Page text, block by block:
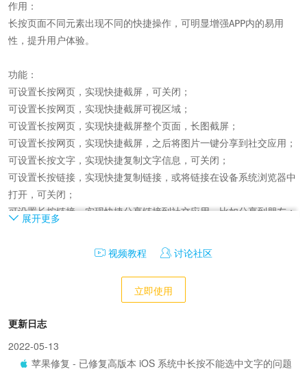
作用：
长按页面不同元素出现不同的快捷操作，可明显增强APP内的易用
性，提升用户体验。
功能：
可设置长按网页，实现快捷截屏，可关闭；
可设置长按网页，实现快捷截屏可视区域；
可设置长按网页，实现快捷截屏整个页面，长图截屏；
可设置长按网页，实现快捷截屏，之后将图片一键分享到社交应用；
可设置长按文字，实现快捷复制文字信息，可关闭；
可设置长按链接，实现快捷复制链接，或将链接在设备系统浏览器中
打开，可关闭；
可设置长按链接，实现快捷分享链接到社交应用，比如分享到朋友；
可设置长按图片，实现快捷复制图片链接；
可设置长按图片，一键识别图片中的二维码；
可设置长按图片，一键识别图片中的二维码链接并在系统浏览器中打
展开更多
视频教程 讨论社区
立即使用
更新日志
2022-05-13
苹果修复 - 已修复高版本 iOS 系统中长按不能选中文字的问题